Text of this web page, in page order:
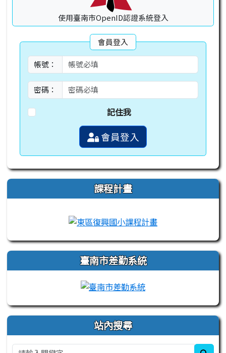
使用臺南市OpenID認證系統登入
會員登入
帳號：
密碼：
記住我
會員登入
課程計畫
link to https://campus-xoops.tn.edu.tw
link to http://
臺南市差勤系統
站內搜尋